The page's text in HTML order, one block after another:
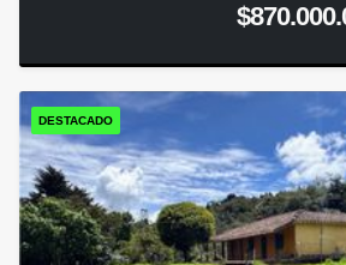
DESTACADO